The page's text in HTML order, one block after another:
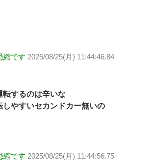
縮です 2025/08/25(月) 11:44:46.84
転するのは辛いな
しやすいセカンドカー無いの
縮です 2025/08/25(月) 11:44:56.75